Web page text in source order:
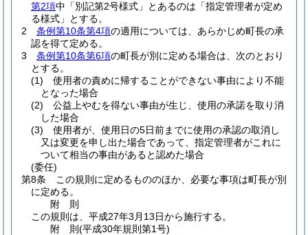
第2項中「別記第2号様式」とあるのは「指定管理者が定め
る様式」とする。
2
条例第10条第4項の適用については、あらかじめ町長の承
認を得て定める。
3
条例第10条第6項の町長が別に定める場合は、次のとおり
とする。
(1)
使用者の責めに帰することができない事由により不能
となった場合
(2)
公益上やむを得ない事由が生じ、使用の承諾を取り消
した場合
(3)
使用者が、使用日の5日前までに使用の承認の取消し
又は変更を申し出た場合であって、指定管理者がこれに
ついて相当の事由があると認めた場合
(委任)
第8条
この規則に定めるもののほか、必要な事項は町長が別
に定める。
附 則
この規則は、平成27年3月13日から施行する。
附 則(平成30年規則第1号)